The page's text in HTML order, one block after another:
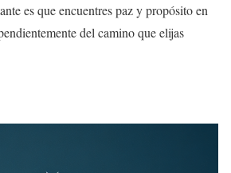
es que encuentres paz y propósito en
del camino que elijas